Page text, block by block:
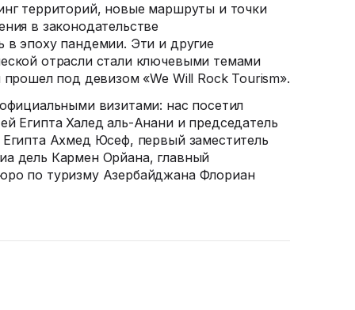
территорий, новые маршруты и точки
в законодательстве
в эпоху пандемии. Эти и другие
отрасли стали ключевыми темами
под девизом «We Will Rock Tourism».
визитами: нас посетил
Египта Халедаль-Анании председатель
Ахмед Юсеф, первый заместитель
дель Кармен Орйана, главный
по туризму Азербайджана Флориан